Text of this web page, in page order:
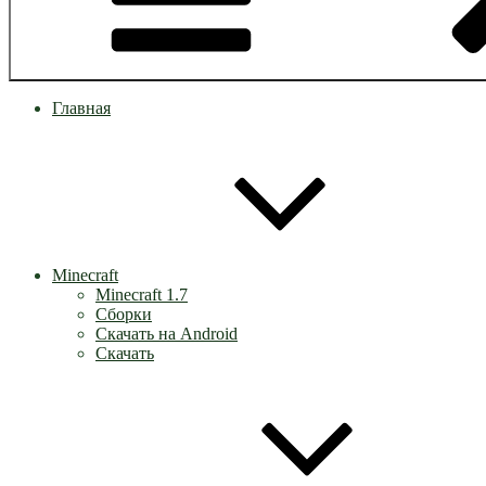
Главная
Minecraft
Minecraft 1.7
Сборки
Скачать на Android
Скачать